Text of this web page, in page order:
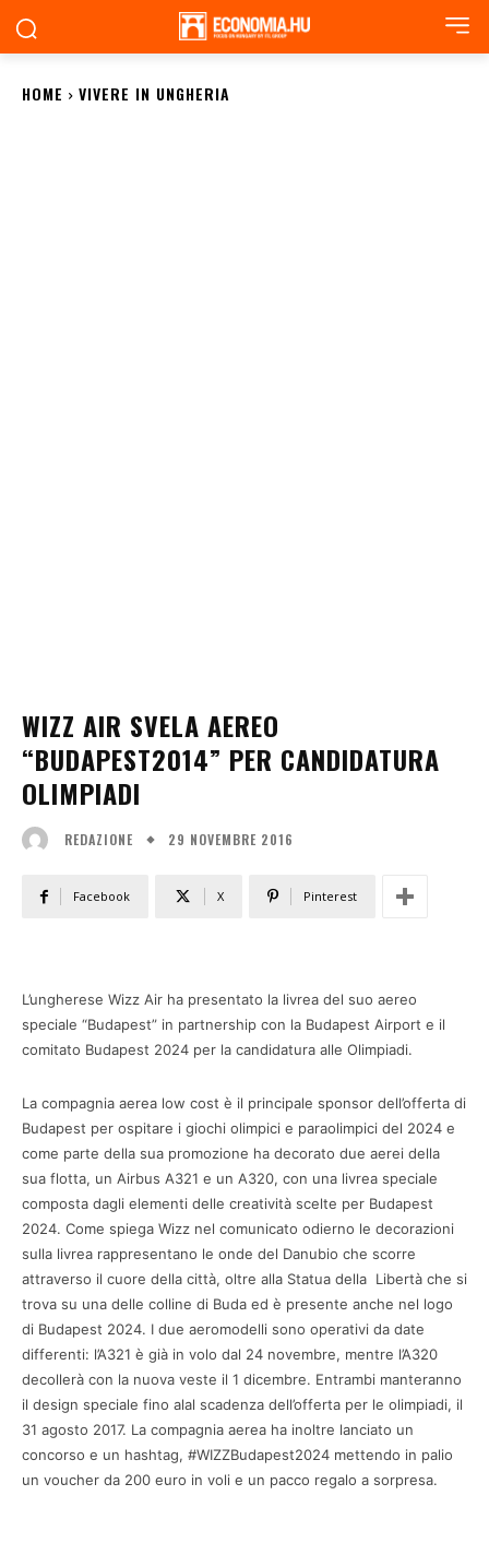
HOME VIVERE IN UNGHERIA
WIZZ AIR SVELA AEREO
“BUDAPEST2014” PER CANDIDATURA
OLIMPIADI
REDAZIONE 29 NOVEMBRE 2016
Facebook X Pinterest
L’ungherese Wizz Air ha presentato la livrea del suo aereo
speciale “Budapest” in partnership con la Budapest Airport e il
comitato Budapest 2024 per la candidatura alle Olimpiadi.
La compagnia aerea low cost è il principale sponsor dell’offerta di
Budapest per ospitare i giochi olimpici e paraolimpici del 2024 e
come parte della sua promozione ha decorato due aerei della
sua flotta, un Airbus A321 e un A320, con una livrea speciale
composta dagli elementi delle creatività scelte per Budapest
2024. Come spiega Wizz nel comunicato odierno le decorazioni
sulla livrea rappresentano le onde del Danubio che scorre
attraverso il cuore della città, oltre alla Statua della Libertà che si
trova su una delle colline di Buda ed è presente anche nel logo
di Budapest 2024. I due aeromodelli sono operativi da date
differenti: l’A321 è già in volo dal 24 novembre, mentre l’A320
decollerà con la nuova veste il 1 dicembre. Entrambi manteranno
il design speciale fino alal scadenza dell’offerta per le olimpiadi, il
31 agosto 2017. La compagnia aerea ha inoltre lanciato un
concorso e un hashtag, #WIZZBudapest2024 mettendo in palio
un voucher da 200 euro in voli e un pacco regalo a sorpresa.